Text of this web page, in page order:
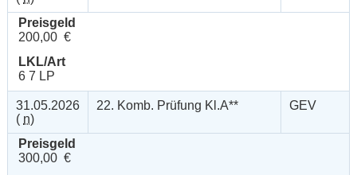
Preisgeld
200,00 €
LKL/Art
6 7 LP
31.05.2026
( n)
22. Komb. Prüfung Kl.A** GEV
Preisgeld
300,00 €